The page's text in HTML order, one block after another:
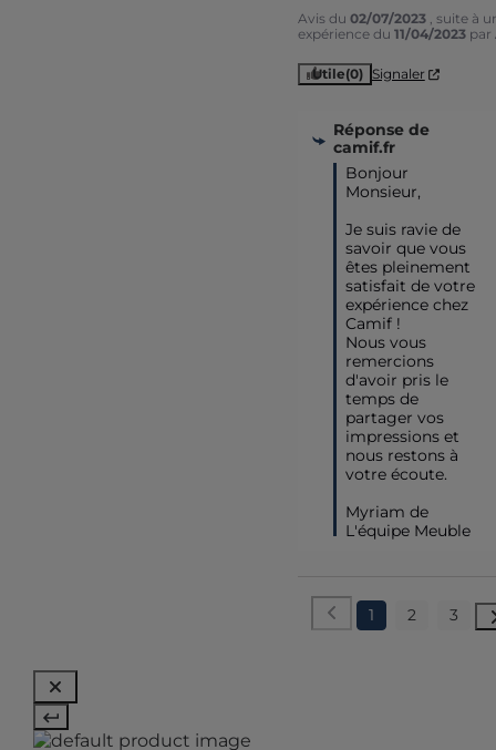
Avis du 02/07/2023 , suite à
expérience du 11/04/2023 par
Utile(0) Signaler
Réponse de
camif.fr
Bonjour
Monsieur,
Je suis ravie de
savoir que vous
êtes pleinement
satisfait de votre
expérience chez
Camif !
Nous vous
remercions
d'avoir pris le
temps de
partager vos
impressions et
nous restons à
votre écoute.
Myriam de
L'équipe Meuble
1 2 3